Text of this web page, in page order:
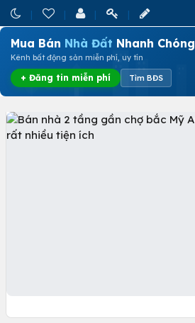
Mua Bán Nhà Đất Nhanh Chóng
Kênh bất động sản miễn phí, uy tín
+ Đăng tin miễn phí Tìm BĐS